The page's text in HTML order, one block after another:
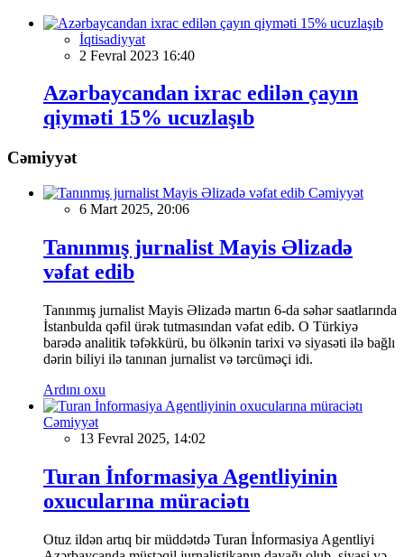
İqtisadiyyat
2 Fevral 2023 16:40
Azərbaycandan ixrac edilən çayın
qiyməti 15% ucuzlaşıb
Cəmiyyət
Cəmiyyət
6 Mart 2025, 20:06
Tanınmış jurnalist Mayis Əlizadə
vəfat edib
Tanınmış jurnalist Mayis Əlizadə martın 6-da səhər saatlarında
İstanbulda qəfil ürək tutmasından vəfat edib. O Türkiyə
barədə analitik təfəkkürü, bu ölkənin tarixi və siyasəti ilə bağlı
dərin biliyi ilə tanınan jurnalist və tərcüməçi idi.
Ardını oxu
Cəmiyyət
13 Fevral 2025, 14:02
Turan İnformasiya Agentliyinin
oxucularına müraciətı
Otuz ildən artıq bir müddətdə Turan İnformasiya Agentliyi